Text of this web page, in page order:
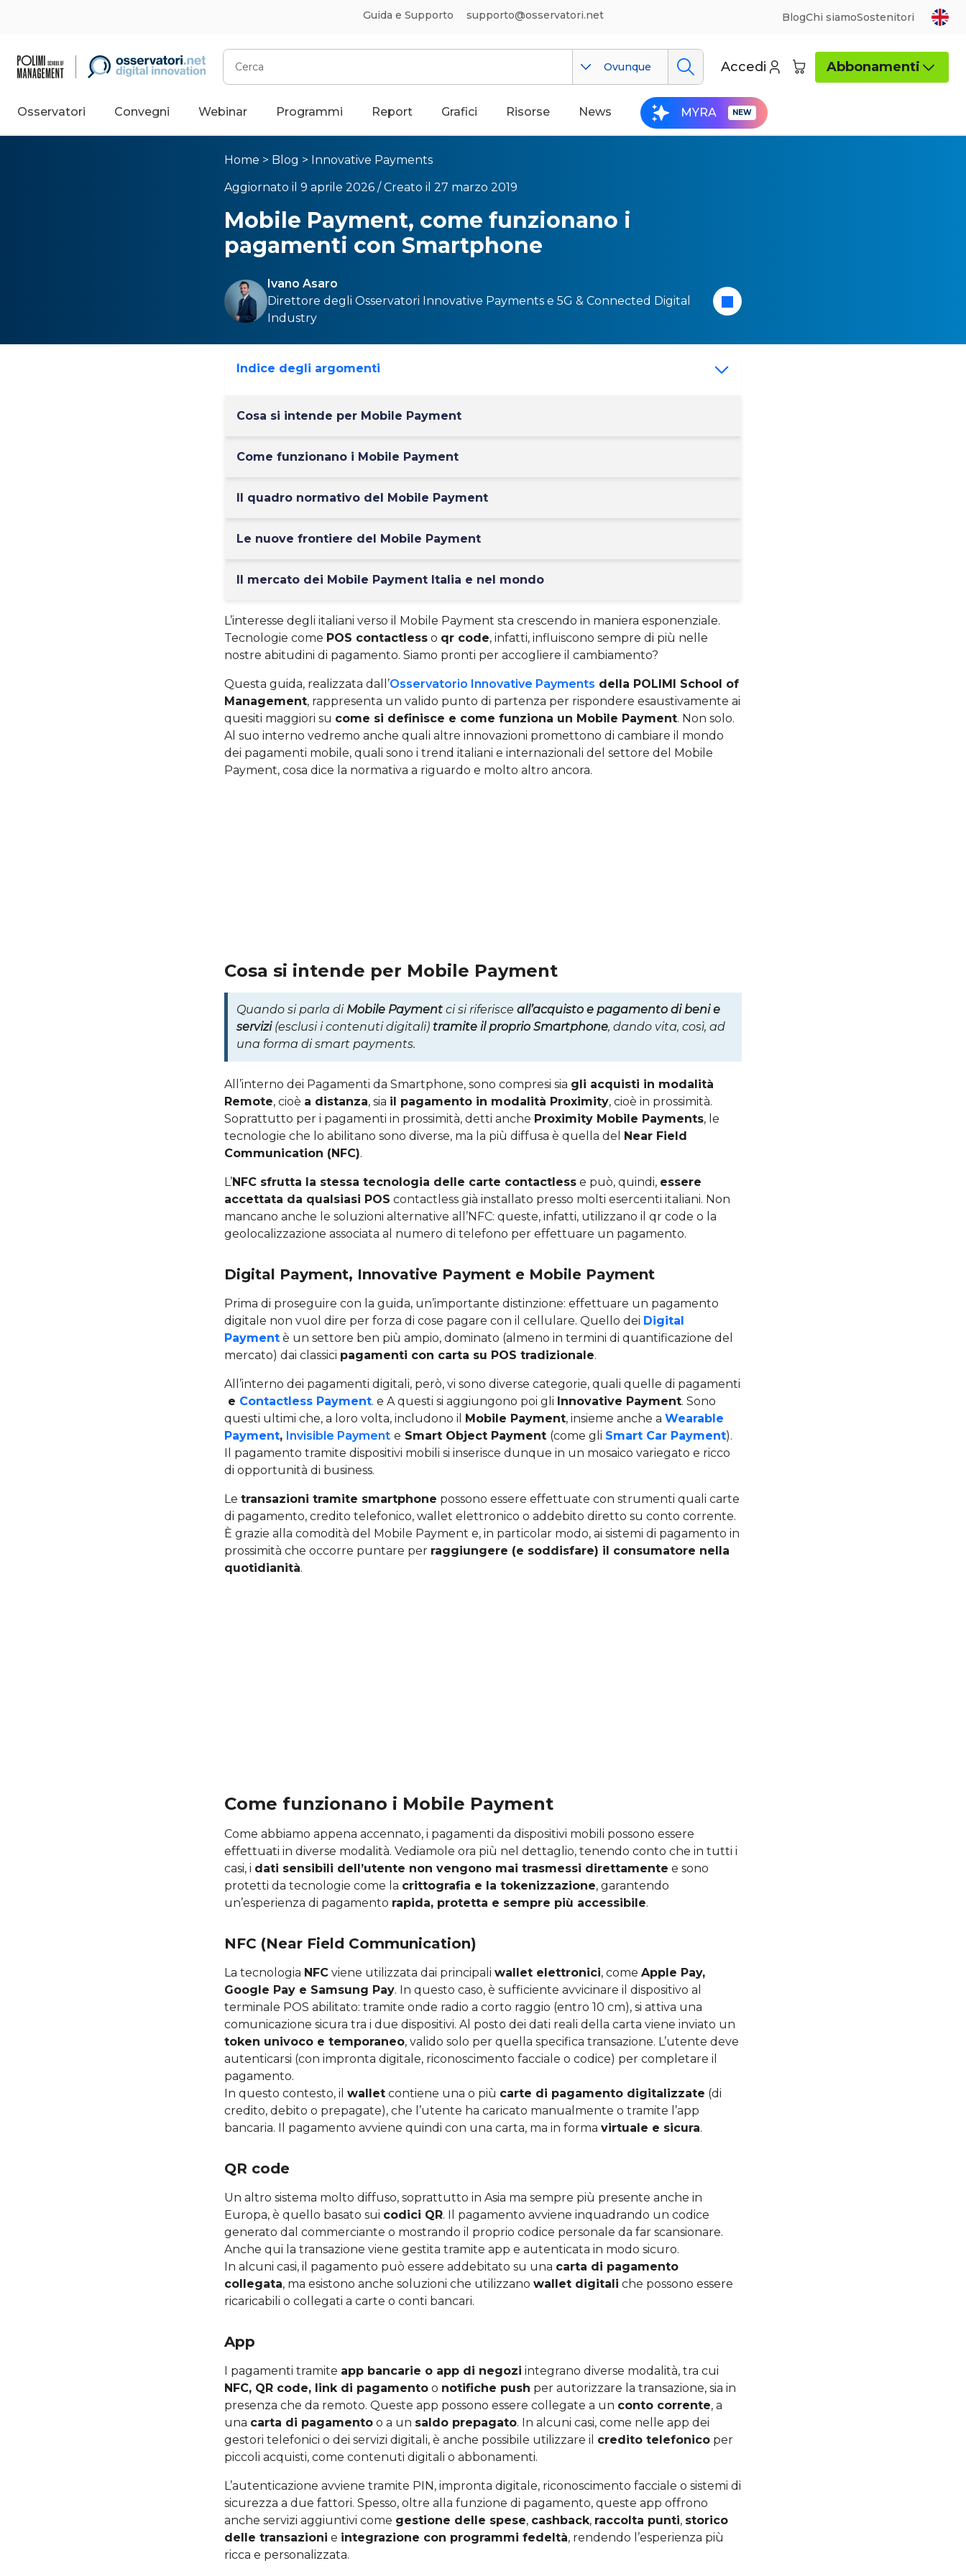
Guida e Supporto supporto@osservatori.net BlogChi siamoSostenitori
Cerca
Ovunque Accedi Abbonamenti
Osservatori Convegni Webinar Programmi Report Grafici Risorse News MYRA
Home > Blog > Innovative Payments
Aggiornato il 9 aprile 2026 / Creato il 27 marzo 2019
Mobile Payment, come funzionano i
pagamenti con Smartphone
Ivano Asaro
Direttore degli Osservatori Innovative Payments e 5G & Connected Digital
Industry
Indice degli argomenti
Cosa si intende per Mobile Payment
Come funzionano i Mobile Payment
Il quadro normativo del Mobile Payment
Le nuove frontiere del Mobile Payment
Il mercato dei Mobile Payment Italia e nel mondo
L’interesse degli italiani verso il Mobile Payment sta crescendo in maniera esponenziale.
Tecnologie come POS contactless o qr code, infatti, influiscono sempre di più nelle
nostre abitudini di pagamento. Siamo pronti per accogliere il cambiamento?
Questa guida, realizzata dall’Osservatorio Innovative Payments della POLIMI School of
Management, rappresenta un valido punto di partenza per rispondere esaustivamente ai
quesiti maggiori su come si definisce e come funziona un Mobile Payment. Non solo.
Al suo interno vedremo anche quali altre innovazioni promettono di cambiare il mondo
dei pagamenti mobile, quali sono i trend italiani e internazionali del settore del Mobile
Payment, cosa dice la normativa a riguardo e molto altro ancora.
Cosa si intende per Mobile Payment
Quando si parla di Mobile Payment ci si riferisce all’acquisto e pagamento di beni e
servizi(esclusi i contenuti digitali) tramite il proprio Smartphone, dando vita, così, ad
una forma di smart payments.
All’interno dei Pagamenti da Smartphone, sono compresi sia gli acquisti in modalità
Remote, cioè a distanza, sia il pagamento in modalità Proximity, cioè in prossimità.
Soprattutto per i pagamenti in prossimità, detti anche Proximity Mobile Payments, le
tecnologie che lo abilitano sono diverse, ma la più diffusa è quella del Near Field
Communication (NFC).
L’NFC sfrutta la stessa tecnologia delle carte contactless e può, quindi, essere
accettata da qualsiasi POS contactless già installato presso molti esercenti italiani. Non
mancano anche le soluzioni alternative all’NFC: queste, infatti, utilizzano il qr code o la
geolocalizzazione associata al numero di telefono per effettuare un pagamento.
Digital Payment, Innovative Payment e Mobile Payment
Prima di proseguire con la guida, un’importante distinzione: effettuare un pagamento
digitale non vuol dire per forza di cose pagare con il cellulare. Quello dei Digital
Payment è un settore ben più ampio, dominato (almeno in termini di quantificazione del
mercato) dai classici pagamenti con carta su POS tradizionale.
All’interno dei pagamenti digitali, però, vi sono diverse categorie, quali quelle di pagamenti
e Contactless Payment. e A questi si aggiungono poi gli Innovative Payment. Sono
questi ultimi che, a loro volta, includono il Mobile Payment, insieme anche a Wearable
Payment, Invisible Payment e Smart Object Payment (come gli Smart Car Payment).
Il pagamento tramite dispositivi mobili si inserisce dunque in un mosaico variegato e ricco
di opportunità di business.
Le transazioni tramite smartphone possono essere effettuate con strumenti quali carte
di pagamento, credito telefonico, wallet elettronico o addebito diretto su conto corrente.
È grazie alla comodità del Mobile Payment e, in particolar modo, ai sistemi di pagamento in
prossimità che occorre puntare per raggiungere (e soddisfare) il consumatore nella
quotidianità.
Come funzionano i Mobile Payment
Come abbiamo appena accennato, i pagamenti da dispositivi mobili possono essere
effettuati in diverse modalità. Vediamole ora più nel dettaglio, tenendo conto che in tutti i
casi, i dati sensibili dell’utente non vengono mai trasmessi direttamente e sono
protetti da tecnologie come la crittografia e la tokenizzazione, garantendo
un’esperienza di pagamento rapida, protetta e sempre più accessibile.
NFC (Near Field Communication)
La tecnologia NFC viene utilizzata dai principali wallet elettronici, come Apple Pay,
Google Pay e Samsung Pay. In questo caso, è sufficiente avvicinare il dispositivo al
terminale POS abilitato: tramite onde radio a corto raggio (entro 10 cm), si attiva una
comunicazione sicura tra i due dispositivi. Al posto dei dati reali della carta viene inviato un
token univoco e temporaneo, valido solo per quella specifica transazione. L’utente deve
autenticarsi (con impronta digitale, riconoscimento facciale o codice) per completare il
pagamento.
In questo contesto, il wallet contiene una o più carte di pagamento digitalizzate (di
credito, debito o prepagate), che l’utente ha caricato manualmente o tramite l’app
bancaria. Il pagamento avviene quindi con una carta, ma in forma virtuale e sicura.
QR code
Un altro sistema molto diffuso, soprattutto in Asia ma sempre più presente anche in
Europa, è quello basato sui codici QR. Il pagamento avviene inquadrando un codice
generato dal commerciante o mostrando il proprio codice personale da far scansionare.
Anche qui la transazione viene gestita tramite app e autenticata in modo sicuro.
In alcuni casi, il pagamento può essere addebitato su una carta di pagamento
collegata, ma esistono anche soluzioni che utilizzano wallet digitali che possono essere
ricaricabili o collegati a carte o conti bancari.
App
I pagamenti tramite app bancarie o app di negozi integrano diverse modalità, tra cui
NFC, QR code, link di pagamento o notifiche push per autorizzare la transazione, sia in
presenza che da remoto. Queste app possono essere collegate a un conto corrente, a
una carta di pagamento o a un saldo prepagato. In alcuni casi, come nelle app dei
gestori telefonici o dei servizi digitali, è anche possibile utilizzare il credito telefonico per
piccoli acquisti, come contenuti digitali o abbonamenti.
L’autenticazione avviene tramite PIN, impronta digitale, riconoscimento facciale o sistemi di
sicurezza a due fattori. Spesso, oltre alla funzione di pagamento, queste app offrono
anche servizi aggiuntivi come gestione delle spese, cashback, raccolta punti, storico
delle transazioni e integrazione con programmi fedeltà, rendendo l’esperienza più
ricca e personalizzata.